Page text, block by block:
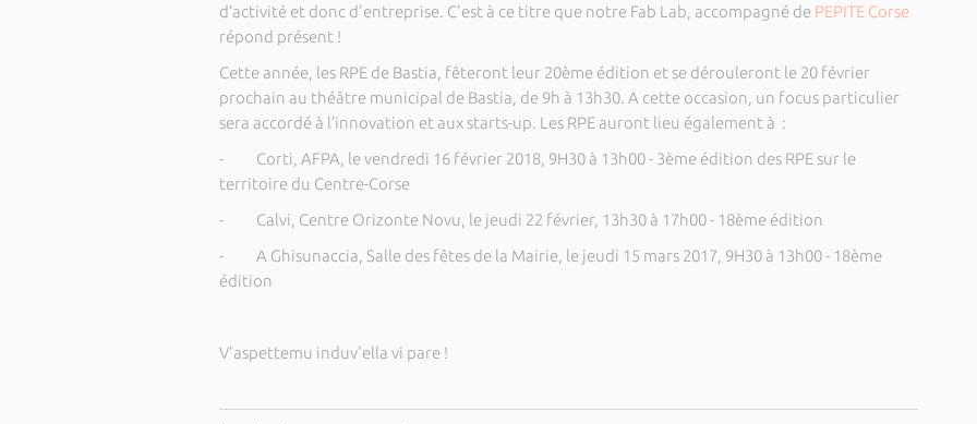
d’activité et donc d'entreprise. C'est à ce titre que notre Fab Lab, accompagné de PEPITE Corse
répond présent !
Cette année, les RPE de Bastia, fêteront leur 20ème édition et se dérouleront le 20 février
prochain au théâtre municipal de Bastia, de 9h à 13h30. A cette occasion, un focus particulier
sera accordé à l’innovation et aux starts-up. Les RPE auront lieu également à :
- Corti, AFPA, le vendredi 16 février 2018, 9H30 à 13h00 - 3ème édition des RPE sur le
territoire du Centre-Corse
- Calvi, Centre Orizonte Novu, le jeudi 22 février, 13h30 à 17h00 - 18ème édition
- A Ghisunaccia, Salle des fêtes de la Mairie, le jeudi 15 mars 2017, 9H30 à 13h00 - 18ème
édition
V'aspettemu induv'ella vi pare !